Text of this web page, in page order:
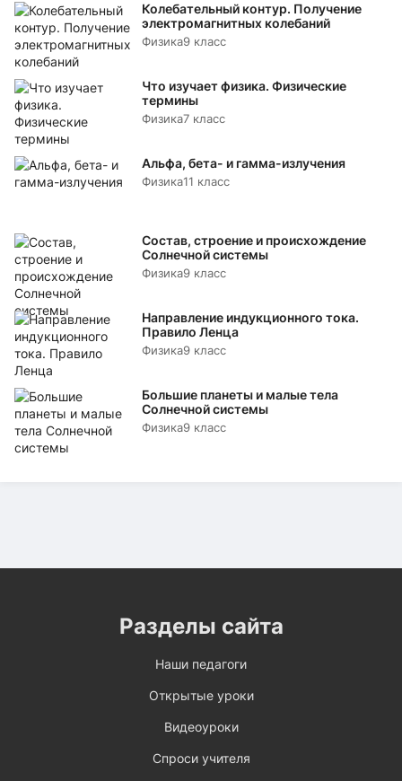
Колебательный контур. Получение
электромагнитных колебаний
Физика9 класс
Что изучает физика. Физические
термины
Физика7 класс
Альфа, бета- и гамма-излучения
Физика11 класс
Состав, строение и происхождение
Солнечной системы
Физика9 класс
Направление индукционного тока.
Правило Ленца
Физика9 класс
Большие планеты и малые тела
Солнечной системы
Физика9 класс
Разделы сайта
Наши педагоги
Открытые уроки
Видеоуроки
Спроси учителя